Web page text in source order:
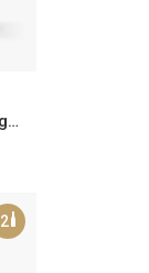
Confezione Da 1 Bottiglia Spago Frizzante Colderove
2